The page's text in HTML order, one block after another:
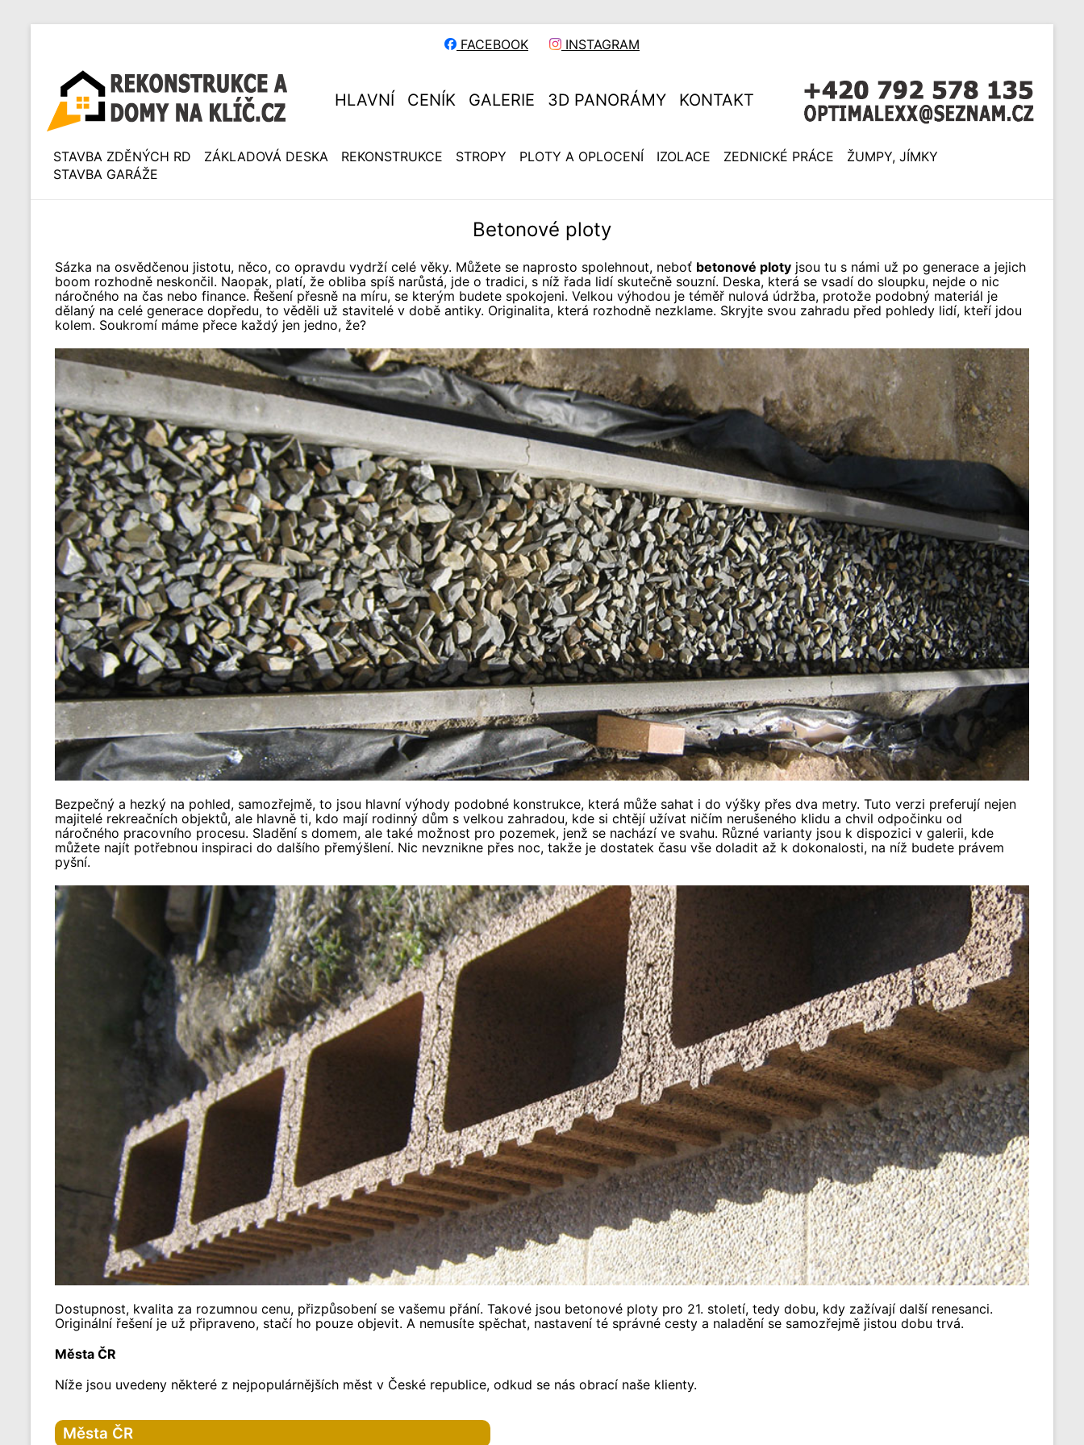
FACEBOOK INSTAGRAM
HLAVNÍ CENÍK GALERIE 3D PANORÁMY KONTAKT
STAVBA ZDĚNÝCH RD ZÁKLADOVÁ DESKA REKONSTRUKCE STROPY PLOTY A OPLOCENÍ IZOLACE ZEDNICKÉ PRÁCE
ŽUMPY, JÍMKY
STAVBA GARÁŽE
Betonové ploty
Sázka na osvědčenou jistotu, něco, co opravdu vydrží celé věky. Můžete se naprosto spolehnout, neboť betonové ploty jsou tu s námi už po generace a jejich
boom rozhodně neskončil. Naopak, platí, že obliba spíš narůstá, jde o tradici, s níž řada lidí skutečně souzní. Deska, která se vsadí do sloupku, nejde o nic
náročného na čas nebo finance. Řešení přesně na míru, se kterým budete spokojeni. Velkou výhodou je téměř nulová údržba, protože podobný materiál je
dělaný na celé generace dopředu, to věděli už stavitelé v době antiky. Originalita, která rozhodně nezklame. Skryjte svou zahradu před pohledy lidí, kteří jdou
kolem. Soukromí máme přece každý jen jedno, že?
Bezpečný a hezký na pohled, samozřejmě, to jsou hlavní výhody podobné konstrukce, která může sahat i do výšky přes dva metry. Tuto verzi preferují nejen
majitelé rekreačních objektů, ale hlavně ti, kdo mají rodinný dům s velkou zahradou, kde si chtějí užívat ničím nerušeného klidu a chvil odpočinku od
náročného pracovního procesu. Sladění s domem, ale také možnost pro pozemek, jenž se nachází ve svahu. Různé varianty jsou k dispozici v galerii, kde
můžete najít potřebnou inspiraci do dalšího přemýšlení. Nic nevznikne přes noc, takže je dostatek času vše doladit až k dokonalosti, na níž budete právem
pyšní.
Dostupnost, kvalita za rozumnou cenu, přizpůsobení se vašemu přání. Takové jsou betonové ploty pro 21. století, tedy dobu, kdy zažívají další renesanci.
Originální řešení je už připraveno, stačí ho pouze objevit. A nemusíte spěchat, nastavení té správné cesty a naladění se samozřejmě jistou dobu trvá.
Města ČR
Níže jsou uvedeny některé z nejpopulárnějších měst v České republice, odkud se nás obrací naše klienty.
Města ČR